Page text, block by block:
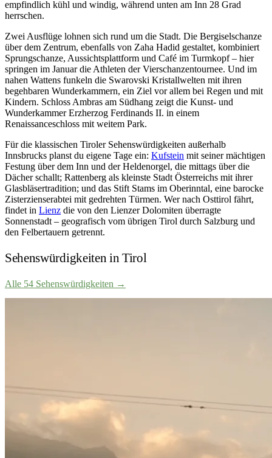
empfindlich kühl und windig, während unten am Inn 28 Grad
herrschen.
Zwei Ausflüge lohnen sich rund um die Stadt. Die Bergiselschanze
über dem Zentrum, ebenfalls von Zaha Hadid gestaltet, kombiniert
Sprungschanze, Aussichtsplattform und Café im Turmkopf – hier
springen im Januar die Athleten der Vierschanzentournee. Und im
nahen Wattens funkeln die Swarovski Kristallwelten mit ihren
begehbaren Wunderkammern, ein Ziel vor allem bei Regen und mit
Kindern. Schloss Ambras am Südhang zeigt die Kunst- und
Wunderkammer Erzherzog Ferdinands II. in einem
Renaissanceschloss mit weitem Park.
Für die klassischen Tiroler Sehenswürdigkeiten außerhalb
Innsbrucks planst du eigene Tage ein: Kufstein mit seiner mächtigen
Festung über dem Inn und der Heldenorgel, die mittags über die
Dächer schallt; Rattenberg als kleinste Stadt Österreichs mit ihrer
Glasbläsertradition; und das Stift Stams im Oberinntal, eine barocke
Zisterzienserabtei mit gedrehten Türmen. Wer nach Osttirol fährt,
findet in Lienz die von den Lienzer Dolomiten überragte
Sonnenstadt – geografisch vom übrigen Tirol durch Salzburg und
den Felbertauern getrennt.
Sehenswürdigkeiten in Tirol
Alle 54 Sehenswürdigkeiten →